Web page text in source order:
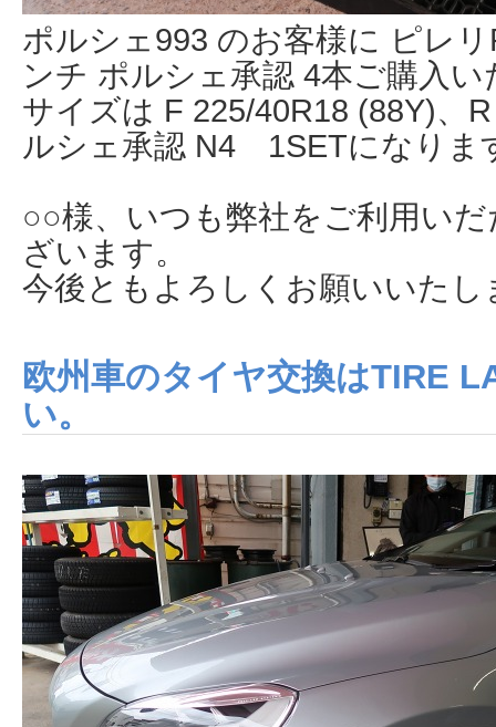
ポルシェ993 のお客様に ピレ
ンチ ポルシェ承認 4本ご購入
サイズは F 225/40R18 (88Y)、
ルシェ承認 N4 1SETになりま
○○様、いつも弊社をご利用い
ざいます。
今後ともよろしくお願いいたし
欧州車のタイヤ交換はTIRE
い。